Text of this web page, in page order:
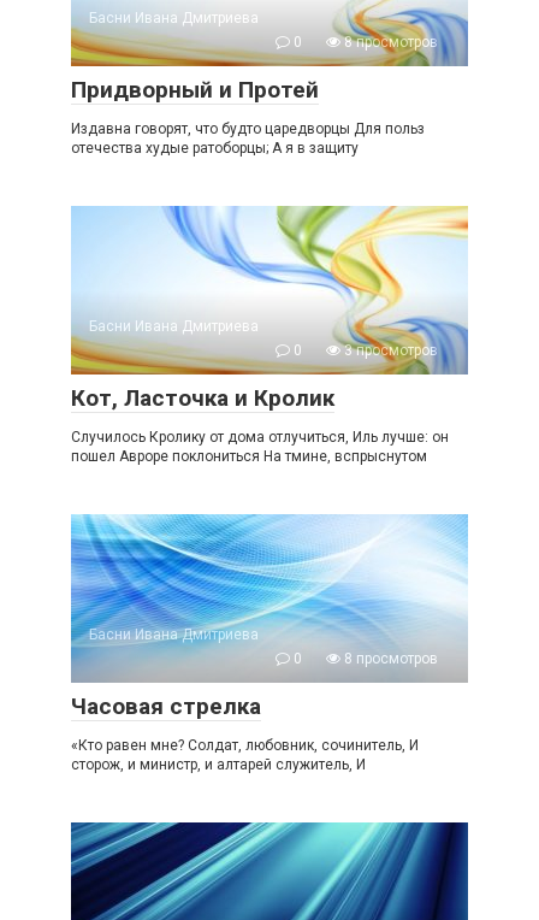
Басни Ивана Дмитриева
0
8 просмотров
Придворный и Протей
Издавна говорят, что будто царедворцы Для польз
отечества худые ратоборцы; А я в защиту
Басни Ивана Дмитриева
0
3 просмотров
Кот, Ласточка и Кролик
Случилось Кролику от дома отлучиться, Иль лучше: он
пошел Авроре поклониться На тмине, вспрыснутом
Басни Ивана Дмитриева
0
8 просмотров
Часовая стрелка
«Кто равен мне? Солдат, любовник, сочинитель, И
сторож, и министр, и алтарей служитель, И